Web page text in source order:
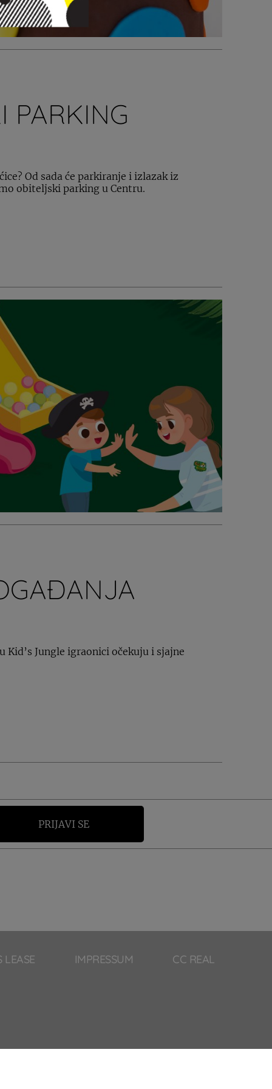
PARKING
Od sada će parkiranje i izlazak iz
obiteljski parking u Centru.
Kid’s Jungle igraonici očekuju i sjajne
PRIJAVI SE
LEASE IMPRESSUM CC REAL